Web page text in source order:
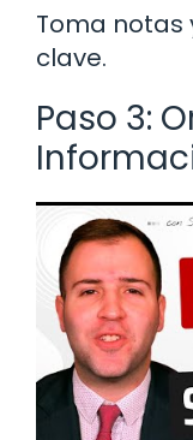
Toma notas
clave.
Paso 3: